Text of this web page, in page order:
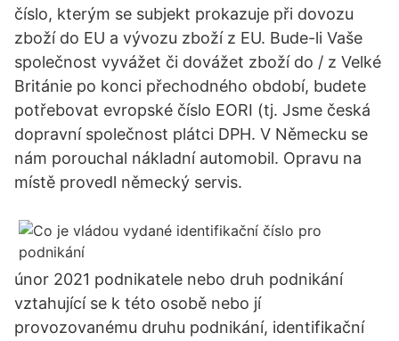
číslo, kterým se subjekt prokazuje při dovozu
zboží do EU a vývozu zboží z EU. Bude-li Vaše
společnost vyvážet či dovážet zboží do / z Velké
Británie po konci přechodného období, budete
potřebovat evropské číslo EORI (tj. Jsme česká
dopravní společnost plátci DPH. V Německu se
nám porouchal nákladní automobil. Opravu na
místě provedl německý servis.
únor 2021 podnikatele nebo druh podnikání
vztahující se k této osobě nebo jí
provozovanému druhu podnikání, identifikační